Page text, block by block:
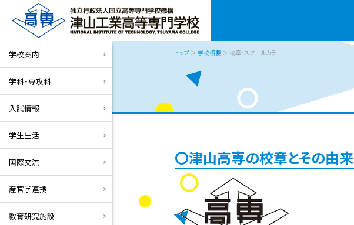
学校案内
学科・専攻科
入試情報
学生生活
国際交流
産官学連携
教育研究施設
トップ ＞ 学校概要 ＞ 校章・スクールカラー
津山高専の校章とその由来